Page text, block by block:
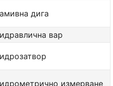
дига
вар
измерване